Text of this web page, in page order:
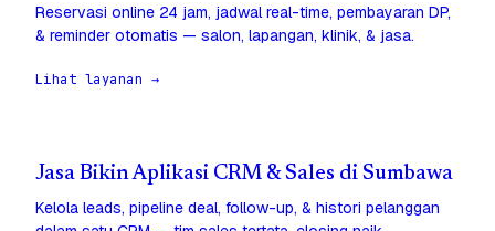
Reservasi online 24 jam, jadwal real-time, pembayaran DP,
& reminder otomatis — salon, lapangan, klinik, & jasa.
Lihat layanan →
Jasa Bikin Aplikasi CRM & Sales di Sumbawa
Kelola leads, pipeline deal, follow-up, & histori pelanggan